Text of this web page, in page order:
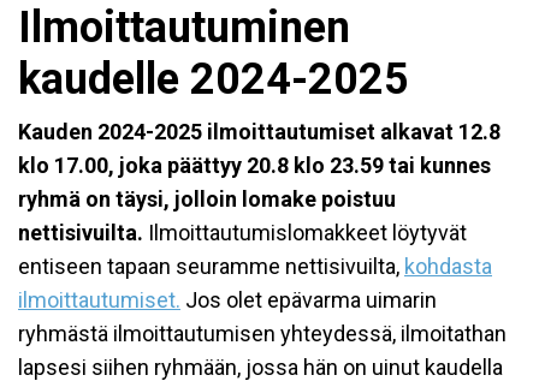
Ilmoittautuminen
kaudelle 2024-2025
Kauden 2024-2025 ilmoittautumiset alkavat 12.8
klo 17.00, joka päättyy 20.8 klo 23.59 tai kunnes
ryhmä on täysi, jolloin lomake poistuu
nettisivuilta. Ilmoittautumislomakkeet löytyvät
entiseen tapaan seuramme nettisivuilta, kohdasta
ilmoittautumiset. Jos olet epävarma uimarin
ryhmästä ilmoittautumisen yhteydessä, ilmoitathan
lapsesi siihen ryhmään, jossa hän on uinut kaudella